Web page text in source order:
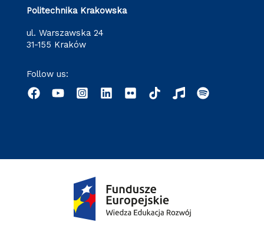
Politechnika Krakowska
ul. Warszawska 24
31-155 Kraków
Follow us: